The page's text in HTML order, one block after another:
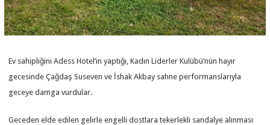
Ev sahipliğini Adess Hotel’in yaptığı, Kadın Liderler Kulübü’nün hayır
gecesinde Çağdaş Suseven ve İshak Akbay sahne performanslarıyla
geceye damga vurdular.
Geceden elde edilen gelirle engelli dostlara tekerlekli sandalye alınması